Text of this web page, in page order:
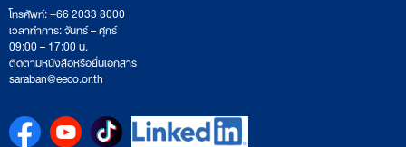
โทรศัพท์: +66 2033 8000
เวลาทำการ: จันทร์ – ศุกร์
09:00 – 17:00 น.
ติดตามหนังสือหรือยื่นเอกสาร
saraban@eeco.or.th